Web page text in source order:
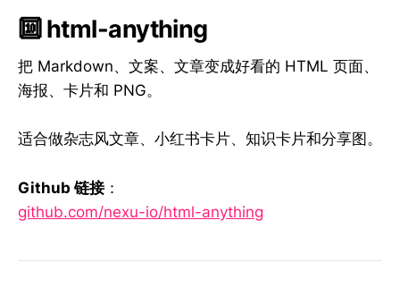
🔟 html-anything
把 Markdown、文案、文章变成好看的 HTML 页面、
海报、卡片和 PNG。
适合做杂志风文章、小红书卡片、知识卡片和分享图。
Github 链接：
github.com/nexu-io/html-anything